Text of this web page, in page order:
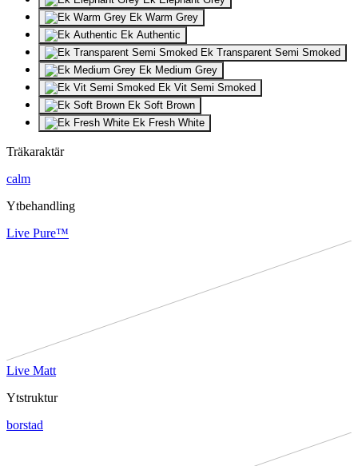
Ek Warm Grey
Ek Authentic
Ek Transparent Semi Smoked
Ek Medium Grey
Ek Vit Semi Smoked
Ek Soft Brown
Ek Fresh White
Träkaraktär
calm
Ytbehandling
Live Pure™
Live Matt
Ytstruktur
borstad